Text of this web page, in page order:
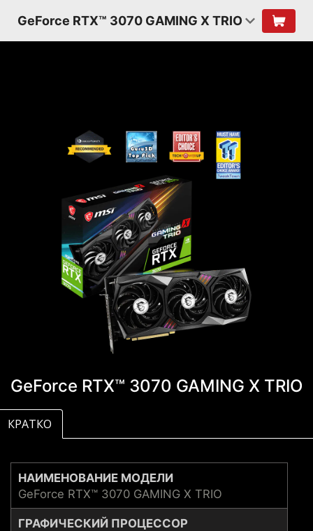
GeForce RTX™ 3070 GAMING X TRIO
GeForce RTX™ 3070 GAMING X TRIO
КРАТКО
НАИМЕНОВАНИЕ МОДЕЛИ
GeForce RTX™ 3070 GAMING X TRIO
ГРАФИЧЕСКИЙ ПРОЦЕССОР